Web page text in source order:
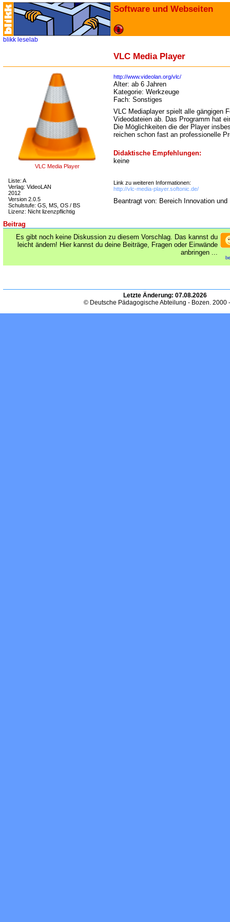
Software und Webseiten
blikk leselab
VLC Media Player
VLC Media Player
Liste: A
Verlag: VideoLAN
2012
Version 2.0.5
Schulstufe: GS, MS, OS / BS
Lizenz: Nicht lizenzpflichtig
http://www.videolan.org/vlc/
Alter: ab 6 Jahren
Kategorie: Werkzeuge
Fach: Sonstiges
VLC Mediaplayer spielt alle gängigen
Videodateien ab. Das Programm hat
Die Möglichkeiten die der Player
reichen schon fast an professionelle
Didaktische Empfehlungen:
keine
Link zu weiteren Informationen:
http://vlc-media-player.softonic.de/
Beantragt von: Bereich Innovation und
Beitrag
Es gibt noch keine Diskussion zu diesem Vorschlag. Das kannst du
leicht ändern! Hier kannst du deine Beiträge, Fragen oder Einwände
anbringen ...
Letzte Änderung: 07.08.2026
© Deutsche Pädagogische Abteilung - Bozen. 2000